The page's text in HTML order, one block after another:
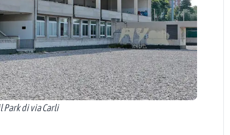
Park di via Carli